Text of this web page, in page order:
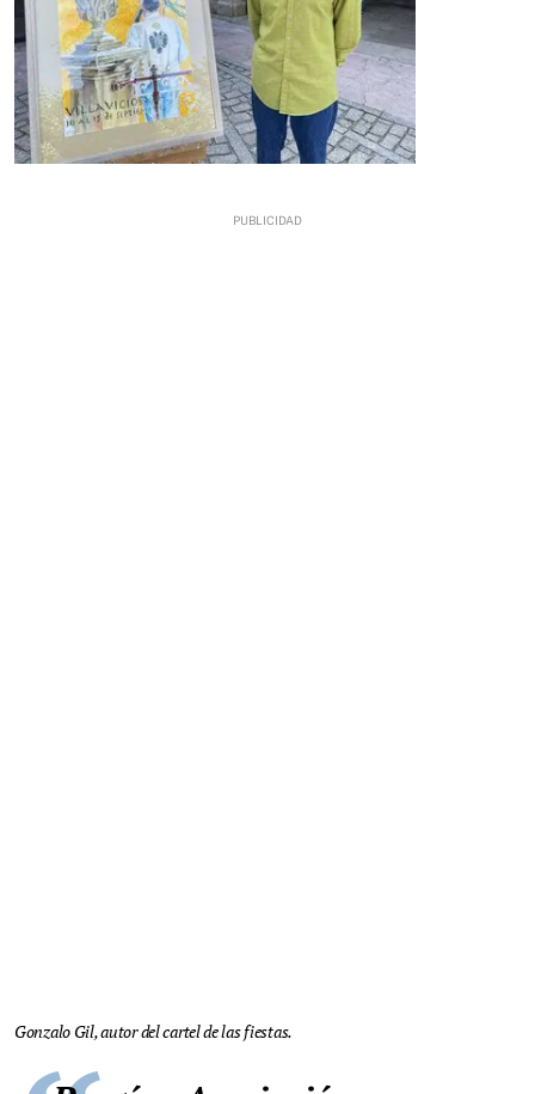
Gonzalo Gil, autor del cartel de las fiestas.